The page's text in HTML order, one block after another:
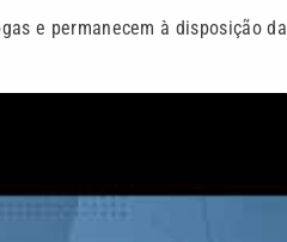
e permanecem à disposição da